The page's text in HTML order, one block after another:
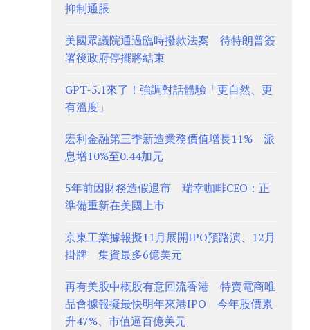
抑制通脹
美國眾議院通過臨時撥款法案 待特朗普簽
署後政府停擺將結束
GPT-5.1來了！強調對話體驗「更自然、更
有溫度」
宏利金融第三季新造業務價值增長11% 派
息增10%至0.44加元
5年前因財務造假退市 瑞幸咖啡CEO：正
準備重新在美國上市
京東工業據報擬11月展開IPO預路演、12月
掛牌 集資最多6億美元
再有美股中概股有意回流香港 特賣電商唯
品會據報擬最快明年來港IPO 今年股價累
升47%、市值逼百億美元